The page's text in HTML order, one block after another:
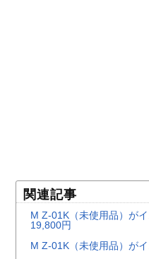
関連記事
M Z-01K（未使用品）が
19,800円
M Z-01K（未使用品）が